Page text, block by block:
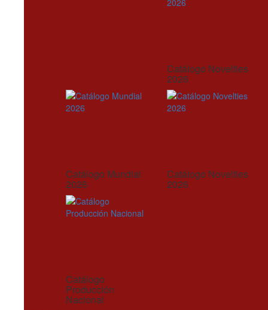
Catálogo Novelties
2026
Catálogo Mundial
2026
Catálogo Novelties
2026
Catálogo
Producción
Nacional